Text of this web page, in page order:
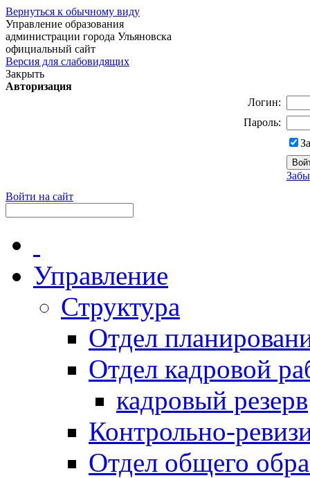
Вернуться к обычному виду
Управление образования
администрации города Ульяновска
официальный сайт
Версия для слабовидящих
Закрыть
Авторизация
Логин:
Пароль:
Войти на сайт
Управление
Структура
Отдел
Отдел кадровой
кадровый резерв
Контрольно-
Отдел общего